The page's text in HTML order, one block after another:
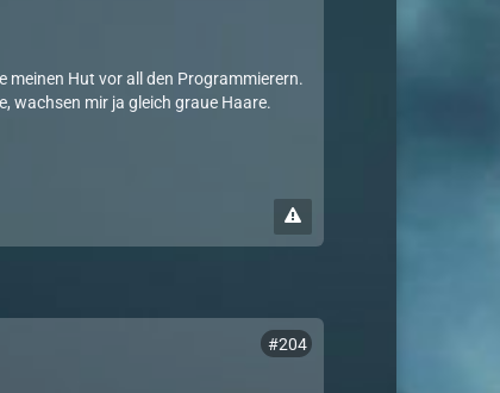
meinen Hut vor all den Programmierern.
wachsen mir ja gleich graue Haare.
#204